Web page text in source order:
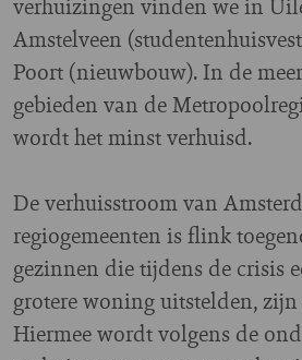
Amstelveen
Poort (nieuwbouw). In de
gebieden van de
wordt het minst verhuisd.
De verhuisstroom van
regiogemeenten is flink
gezinnen die tijdens de crisis
grotere woning uitstelden,
Hiermee wordt volgens de